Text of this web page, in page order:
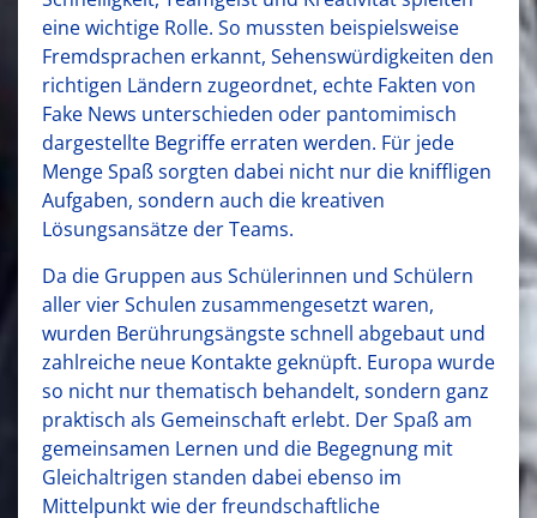
eine wichtige Rolle. So mussten beispielsweise
Fremdsprachen erkannt, Sehenswürdigkeiten den
richtigen Ländern zugeordnet, echte Fakten von
Fake News unterschieden oder pantomimisch
dargestellte Begriffe erraten werden. Für jede
Menge Spaß sorgten dabei nicht nur die kniffligen
Aufgaben, sondern auch die kreativen
Lösungsansätze der Teams.
Da die Gruppen aus Schülerinnen und Schülern
aller vier Schulen zusammengesetzt waren,
wurden Berührungsängste schnell abgebaut und
zahlreiche neue Kontakte geknüpft. Europa wurde
so nicht nur thematisch behandelt, sondern ganz
praktisch als Gemeinschaft erlebt. Der Spaß am
gemeinsamen Lernen und die Begegnung mit
Gleichaltrigen standen dabei ebenso im
Mittelpunkt wie der freundschaftliche